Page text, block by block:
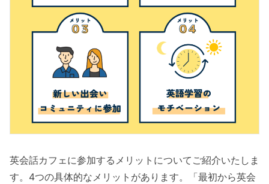
英会話カフェに参加するメリットについてご紹介いたしま
す。4つの具体的なメリットがあります。「最初から英会